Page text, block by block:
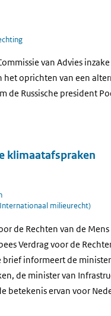
van Advies
oprichten van een
de Russische president
klimaatafspraken
milieurecht)
de Rechten van de
Verdrag voor de
informeert de
de minister van
betekenis ervan voor